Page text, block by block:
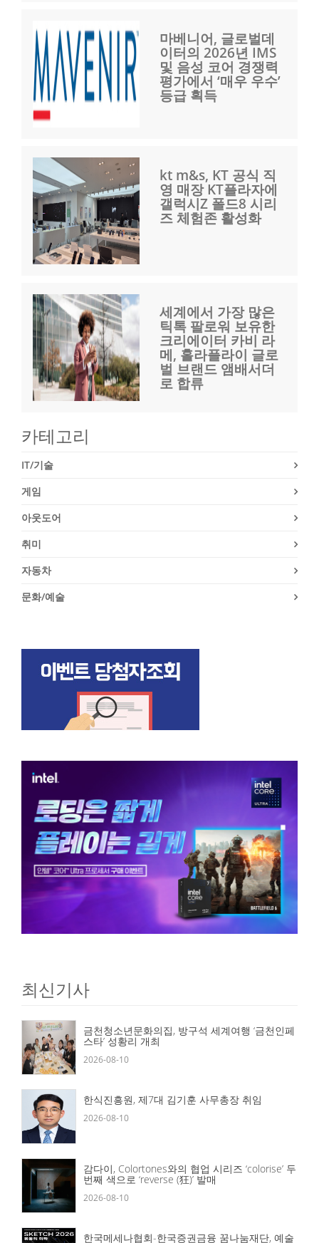
마베니어, 글로벌데
이터의 2026년 IMS
및 음성 코어 경쟁력
평가에서 ‘매우 우수’
등급 획득
kt m&s, KT 공식 직
영 매장 KT플라자에
갤럭시Z 폴드8 시리
즈 체험존 활성화
세계에서 가장 많은
틱톡 팔로워 보유한
크리에이터 카비 라
메, 홀라플라이 글로
벌 브랜드 앰배서더
로 합류
카테고리
IT/기술
게임
아웃도어
취미
자동차
문화/예술
최신기사
금천청소년문화의집, 방구석 세계여행 ‘금천인페
스타’ 성황리 개최
2026-08-10
한식진흥원, 제7대 김기훈 사무총장 취임
2026-08-10
감다이, Colortones와의 협업 시리즈 ‘colorise’ 두
번째 색으로 ‘reverse (狂)’ 발매
2026-08-10
한국메세나협회-한국증권금융 꿈나눔재단, 예술